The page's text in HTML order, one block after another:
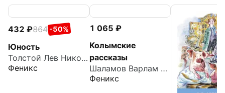
432 864 -50%
Юность
Толстой Лев Николаевич
Феникс
1 065
Колымские
рассказы
Шаламов Варлам Тихонович
Феникс